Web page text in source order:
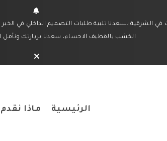
يسعدنا تلبية طلبات التصميم الداخلي في الخبر
الخشب بالقطيف الاحساء، سعدنا بزيارتك ونأمل
الرئيسية ماذا